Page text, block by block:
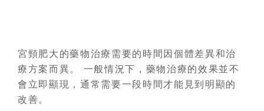
宮頸肥大的藥物治療需要的時間因個體差異和治
療方案而異。 一般情況下，藥物治療的效果並不
會立即顯現，通常需要一段時間才能見到明顯的
改善。